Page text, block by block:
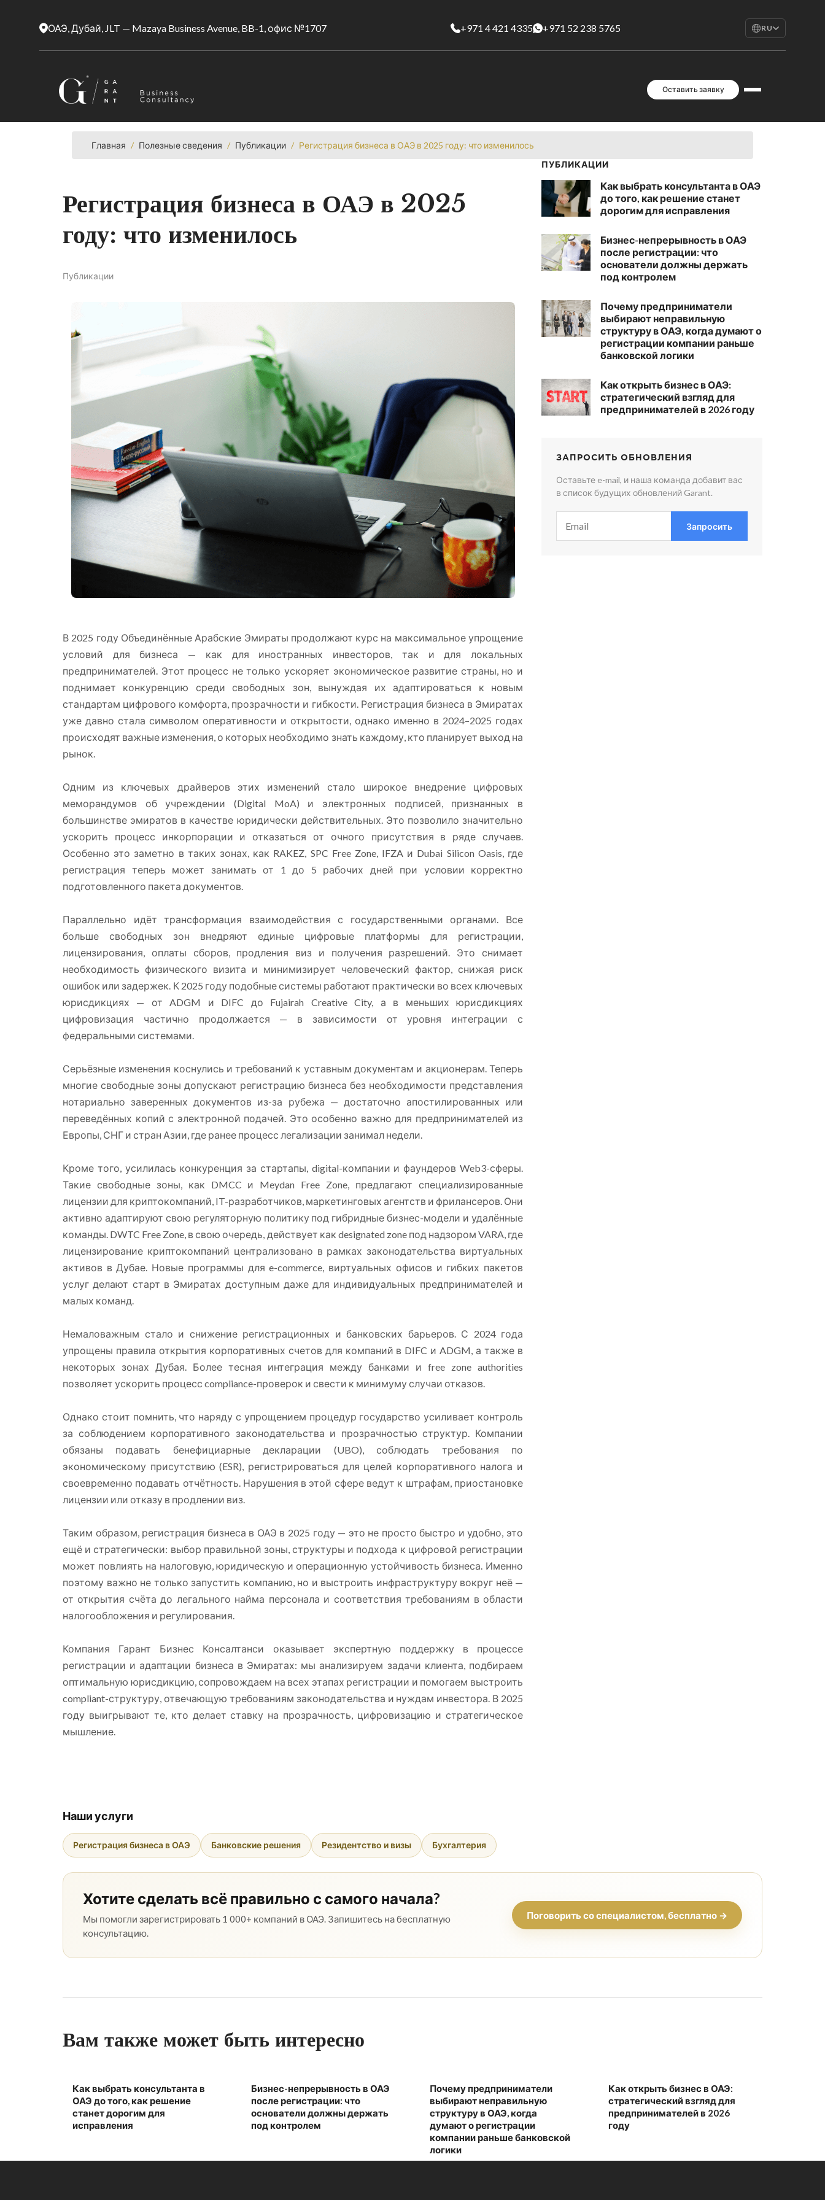
ОАЭ, Дубай, JLT — Mazaya Business Avenue, BB-1, офис №1707 +971 4 421 4335 +971 52 238 5765 RU
EN
RU
Русский
Français
Оставить заявку
Главная / Полезные сведения / Публикации / Регистрация бизнеса в ОАЭ в 2025 году: что изменилось
Регистрация бизнеса в ОАЭ в 2025
году: что изменилось
Публикации
В 2025 году Объединённые Арабские Эмираты продолжают курс на максимальное упрощение
условий для бизнеса — как для иностранных инвесторов, так и для локальных
предпринимателей. Этот процесс не только ускоряет экономическое развитие страны, но и
поднимает конкуренцию среди свободных зон, вынуждая их адаптироваться к новым
стандартам цифрового комфорта, прозрачности и гибкости. Регистрация бизнеса в Эмиратах
уже давно стала символом оперативности и открытости, однако именно в 2024–2025 годах
происходят важные изменения, о которых необходимо знать каждому, кто планирует выход на
рынок.
Одним из ключевых драйверов этих изменений стало широкое внедрение цифровых
меморандумов об учреждении (Digital MoA) и электронных подписей, признанных в
большинстве эмиратов в качестве юридически действительных. Это позволило значительно
ускорить процесс инкорпорации и отказаться от очного присутствия в ряде случаев.
Особенно это заметно в таких зонах, как RAKEZ, SPC Free Zone, IFZA и Dubai Silicon Oasis, где
регистрация теперь может занимать от 1 до 5 рабочих дней при условии корректно
подготовленного пакета документов.
Параллельно идёт трансформация взаимодействия с государственными органами. Все
больше свободных зон внедряют единые цифровые платформы для регистрации,
лицензирования, оплаты сборов, продления виз и получения разрешений. Это снимает
необходимость физического визита и минимизирует человеческий фактор, снижая риск
ошибок или задержек. К 2025 году подобные системы работают практически во всех ключевых
юрисдикциях — от ADGM и DIFC до Fujairah Creative City, а в меньших юрисдикциях
цифровизация частично продолжается — в зависимости от уровня интеграции с
федеральными системами.
Серьёзные изменения коснулись и требований к уставным документам и акционерам. Теперь
многие свободные зоны допускают регистрацию бизнеса без необходимости представления
нотариально заверенных документов из-за рубежа — достаточно апостилированных или
переведённых копий с электронной подачей. Это особенно важно для предпринимателей из
Европы, СНГ и стран Азии, где ранее процесс легализации занимал недели.
Кроме того, усилилась конкуренция за стартапы, digital-компании и фаундеров Web3-сферы.
Такие свободные зоны, как DMCC и Meydan Free Zone, предлагают специализированные
лицензии для криптокомпаний, IT-разработчиков, маркетинговых агентств и фрилансеров. Они
активно адаптируют свою регуляторную политику под гибридные бизнес-модели и удалённые
команды. DWTC Free Zone, в свою очередь, действует как designated zone под надзором VARA, где
лицензирование криптокомпаний централизовано в рамках законодательства виртуальных
активов в Дубае. Новые программы для e-commerce, виртуальных офисов и гибких пакетов
услуг делают старт в Эмиратах доступным даже для индивидуальных предпринимателей и
малых команд.
Немаловажным стало и снижение регистрационных и банковских барьеров. С 2024 года
упрощены правила открытия корпоративных счетов для компаний в DIFC и ADGM, а также в
некоторых зонах Дубая. Более тесная интеграция между банками и free zone authorities
позволяет ускорить процесс compliance-проверок и свести к минимуму случаи отказов.
Однако стоит помнить, что наряду с упрощением процедур государство усиливает контроль
за соблюдением корпоративного законодательства и прозрачностью структур. Компании
обязаны подавать бенефициарные декларации (UBO), соблюдать требования по
экономическому присутствию (ESR), регистрироваться для целей корпоративного налога и
своевременно подавать отчётность. Нарушения в этой сфере ведут к штрафам, приостановке
лицензии или отказу в продлении виз.
Таким образом, регистрация бизнеса в ОАЭ в 2025 году — это не просто быстро и удобно, это
ещё и стратегически: выбор правильной зоны, структуры и подхода к цифровой регистрации
может повлиять на налоговую, юридическую и операционную устойчивость бизнеса. Именно
поэтому важно не только запустить компанию, но и выстроить инфраструктуру вокруг неё —
от открытия счёта до легального найма персонала и соответствия требованиям в области
налогообложения и регулирования.
Компания Гарант Бизнес Консалтанси оказывает экспертную поддержку в процессе
регистрации и адаптации бизнеса в Эмиратах: мы анализируем задачи клиента, подбираем
оптимальную юрисдикцию, сопровождаем на всех этапах регистрации и помогаем выстроить
compliant-структуру, отвечающую требованиям законодательства и нуждам инвестора. В 2025
году выигрывают те, кто делает ставку на прозрачность, цифровизацию и стратегическое
мышление.
ПУБЛИКАЦИИ
Как выбрать консультанта в ОАЭ
до того, как решение станет
дорогим для исправления
Бизнес-непрерывность в ОАЭ
после регистрации: что
основатели должны держать
под контролем
Почему предприниматели
выбирают неправильную
структуру в ОАЭ, когда думают о
регистрации компании раньше
банковской логики
Как открыть бизнес в ОАЭ:
стратегический взгляд для
предпринимателей в 2026 году
ЗАПРОСИТЬ ОБНОВЛЕНИЯ
Оставьте e-mail, и наша команда добавит вас
в список будущих обновлений Garant.
Запросить
Наши услуги
Регистрация бизнеса в ОАЭ Банковские решения Резидентство и визы Бухгалтерия
Хотите сделать всё правильно с самого начала?
Мы помогли зарегистрировать 1 000+ компаний в ОАЭ. Запишитесь на бесплатную
консультацию.
Поговорить со специалистом, бесплатно →
Вам также может быть интересно
Как выбрать консультанта в
ОАЭ до того, как решение
станет дорогим для
исправления
Бизнес-непрерывность в ОАЭ
после регистрации: что
основатели должны держать
под контролем
Почему предприниматели
выбирают неправильную
структуру в ОАЭ, когда
думают о регистрации
компании раньше банковской
логики
Как открыть бизнес в ОАЭ:
стратегический взгляд для
предпринимателей в 2026
году